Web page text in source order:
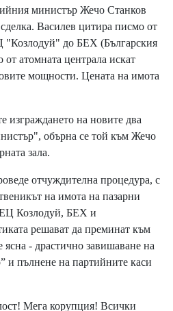
министър Жечо Станков
Василев цитира писмо от
"Козлодуй" до БЕХ (Българския
от атомната централа искат
мощности. Цената на имота
изграждането на новите два
обърна се той към Жечо
зала.
отчуждителна процедура, с
на имота на пазарни
Козлодуй, БЕХ и
решават да преминат към
- драстично завишаване на
и пълнене на партийните каси
Мега корупция! Всички